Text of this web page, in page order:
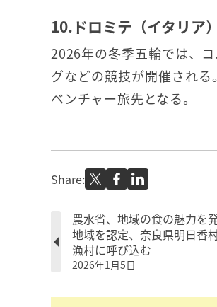
10.ドロミテ（イタリア）
2026年の冬季五輪では、
グなどの競技が開催され
ベンチャー旅先となる。
Share:
農水省、地域の食の魅力を
地域を認定、奈良県明日香
漁村に呼び込む
2026年1月5日